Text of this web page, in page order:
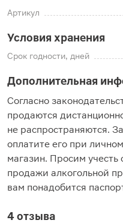
Артикул
Условия хранения
Срок годности, дней
Дополнительная
Согласно
продаются
не распространяются.
оплатите его при
магазин. Просим
продажи алкогольной
вам понадобится
4 отзыва